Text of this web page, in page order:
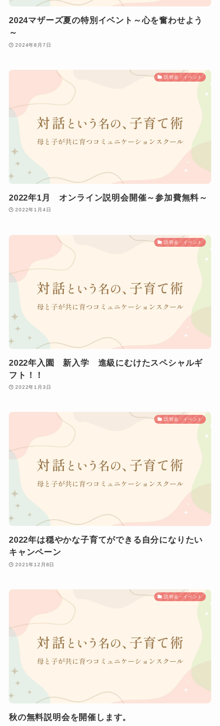
2024マザーズ夏の特別イベント～心を奮わせよう
～
2024年8月7日
説明会・イベント
2022年1月 オンライン説明会開催～参加費無料～
2022年1月4日
説明会・イベント
2022年入園 新入学 進級にむけたスペシャルギ
フト！！
2022年1月3日
説明会・イベント
2022年は穏やかな子育てができる自分になりたい
キャンペーン
2021年12月8日
説明会・イベント
秋の無料説明会を開催します。